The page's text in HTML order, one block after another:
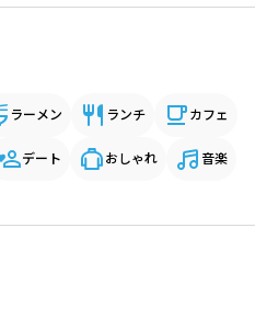
ラーメン ランチ カフェ
デート おしゃれ 音楽